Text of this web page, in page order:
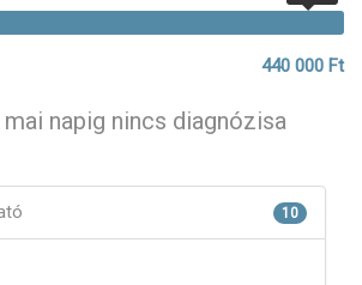
440 000 Ft
napig nincs diagnózisa
10